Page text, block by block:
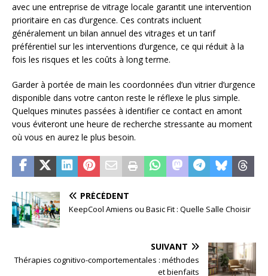
avec une entreprise de vitrage locale garantit une intervention
prioritaire en cas d’urgence. Ces contrats incluent
généralement un bilan annuel des vitrages et un tarif
préférentiel sur les interventions d’urgence, ce qui réduit à la
fois les risques et les coûts à long terme.
Garder à portée de main les coordonnées d’un vitrier d’urgence
disponible dans votre canton reste le réflexe le plus simple.
Quelques minutes passées à identifier ce contact en amont
vous éviteront une heure de recherche stressante au moment
où vous en aurez le plus besoin.
PRÉCÉDENT
KeepCool Amiens ou Basic Fit : Quelle Salle Choisir
SUIVANT
Thérapies cognitivo-comportementales : méthodes
et bienfaits